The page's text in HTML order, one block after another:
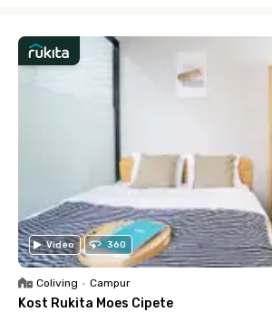
Video 360
Coliving • Campur
Kost Rukita Moes Cipete